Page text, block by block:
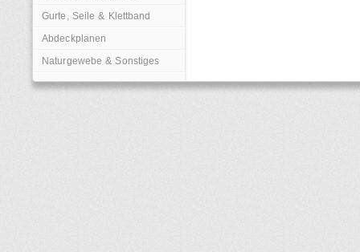
Gurte, Seile & Klettband
Abdeckplanen
Naturgewebe & Sonstiges